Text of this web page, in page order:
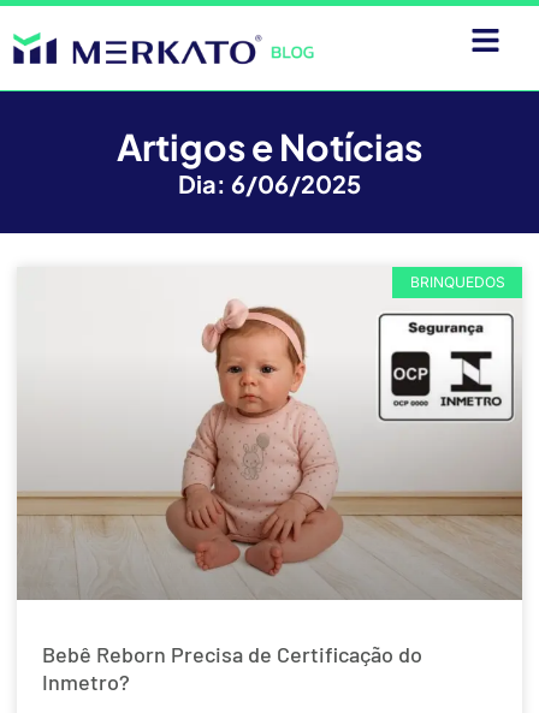
Artigos e Notícias
Dia: 6/06/2025
BRINQUEDOS
Bebê Reborn Precisa de Certificação do
Inmetro?